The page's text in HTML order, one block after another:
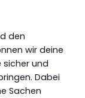
den
wir deine
und
Dabei
Sachen